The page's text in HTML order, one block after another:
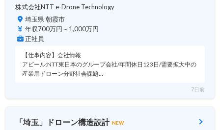
株式会社NTT e-Drone Technology
埼玉県 朝霞市
年収700万円～1,000万円
正社員
【仕事内容】会社情報
アピール:NTT東日本のグループ会社/年間休日123日/需要拡大中の
産業用ドローン分野社会課題…
7日前
「埼玉」ドローン構造設計 NEW